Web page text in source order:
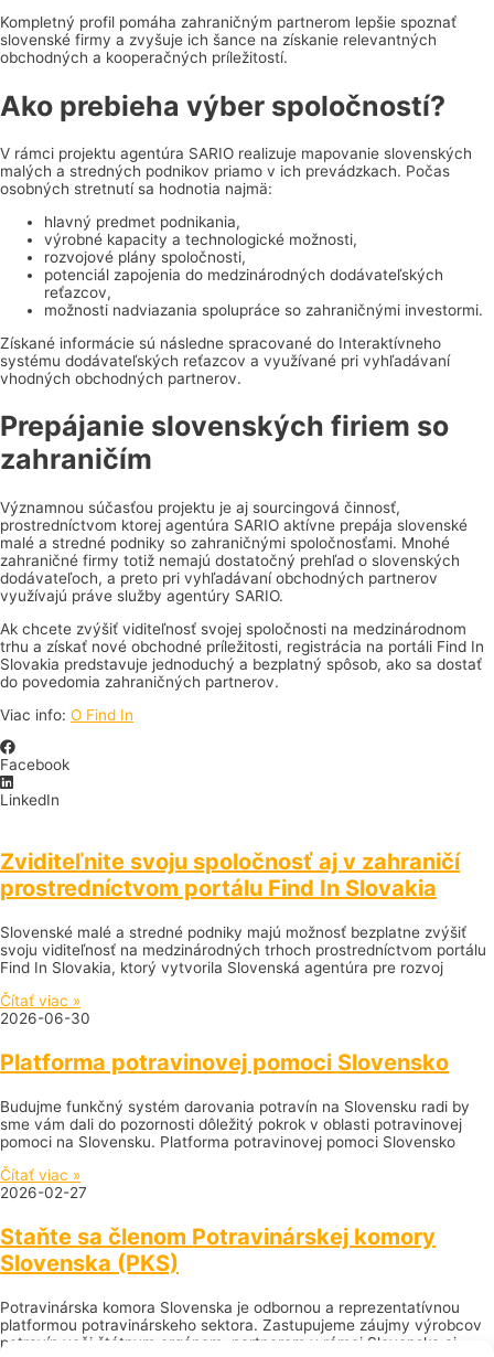
Kompletný profil pomáha zahraničným partnerom lepšie spoznať
slovenské firmy a zvyšuje ich šance na získanie relevantných
obchodných a kooperačných príležitostí.
Ako prebieha výber spoločností?
V rámci projektu agentúra SARIO realizuje mapovanie slovenských
malých a stredných podnikov priamo v ich prevádzkach. Počas
osobných stretnutí sa hodnotia najmä:
hlavný predmet podnikania,
výrobné kapacity a technologické možnosti,
rozvojové plány spoločnosti,
potenciál zapojenia do medzinárodných dodávateľských
reťazcov,
možnosti nadviazania spolupráce so zahraničnými investormi.
Získané informácie sú následne spracované do Interaktívneho
systému dodávateľských reťazcov a využívané pri vyhľadávaní
vhodných obchodných partnerov.
Prepájanie slovenských firiem so
zahraničím
Významnou súčasťou projektu je aj sourcingová činnosť,
prostredníctvom ktorej agentúra SARIO aktívne prepája slovenské
malé a stredné podniky so zahraničnými spoločnosťami. Mnohé
zahraničné firmy totiž nemajú dostatočný prehľad o slovenských
dodávateľoch, a preto pri vyhľadávaní obchodných partnerov
využívajú práve služby agentúry SARIO.
Ak chcete zvýšiť viditeľnosť svojej spoločnosti na medzinárodnom
trhu a získať nové obchodné príležitosti, registrácia na portáli Find In
Slovakia predstavuje jednoduchý a bezplatný spôsob, ako sa dostať
do povedomia zahraničných partnerov.
Viac info: O Find In
Facebook
LinkedIn
Zviditeľnite svoju spoločnosť aj v zahraničí
prostredníctvom portálu Find In Slovakia
Slovenské malé a stredné podniky majú možnosť bezplatne zvýšiť
svoju viditeľnosť na medzinárodných trhoch prostredníctvom portálu
Find In Slovakia, ktorý vytvorila Slovenská agentúra pre rozvoj
Čítať viac »
2026-06-30
Platforma potravinovej pomoci Slovensko
Budujme funkčný systém darovania potravín na Slovensku radi by
sme vám dali do pozornosti dôležitý pokrok v oblasti potravinovej
pomoci na Slovensku. Platforma potravinovej pomoci Slovensko
Čítať viac »
2026-02-27
Staňte sa členom Potravinárskej komory
Slovenska (PKS)
Potravinárska komora Slovenska je odbornou a reprezentatívnou
platformou potravinárskeho sektora. Zastupujeme záujmy výrobcov
potravín voči štátnym orgánom, partnerom v rámci Slovenska aj